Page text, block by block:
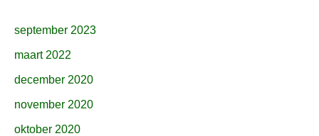
september 2023
maart 2022
december 2020
november 2020
oktober 2020